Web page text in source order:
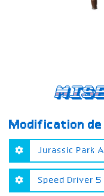
Modification